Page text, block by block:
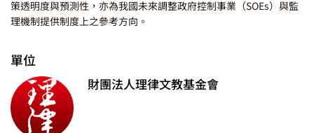
策透明度與預測性，亦為我國未來調整政府控制事業（SOEs）與監
理機制提供制度上之參考方向。
單位
財團法人理律文教基金會